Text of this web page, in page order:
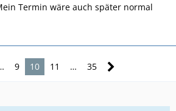
Termin wäre auch später normal
9 10 11 … 35